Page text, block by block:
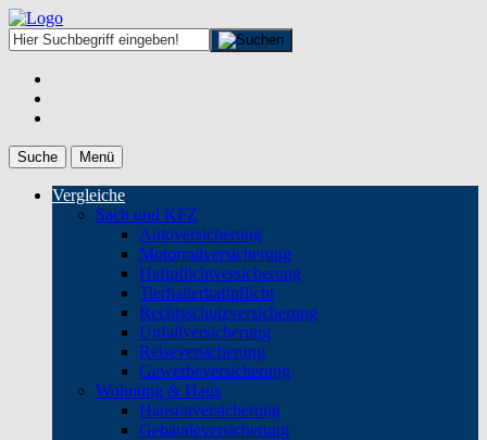
Suche Menü
Vergleiche
Sach und KFZ
Autoversicherung
Motorradversicherung
Haftpflichtversicherung
Tierhalterhaftpflicht
Rechtsschutzversicherung
Unfallversicherung
Reiseversicherung
Gewerbeversicherung
Wohnung & Haus
Hausratversicherung
Gebäudeversicherung